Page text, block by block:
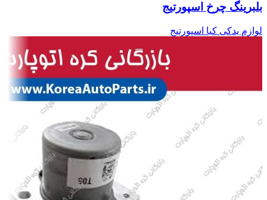
بلبرینگ چرخ اسپورتیج
لوازم یدکی کیا اسپورتیج